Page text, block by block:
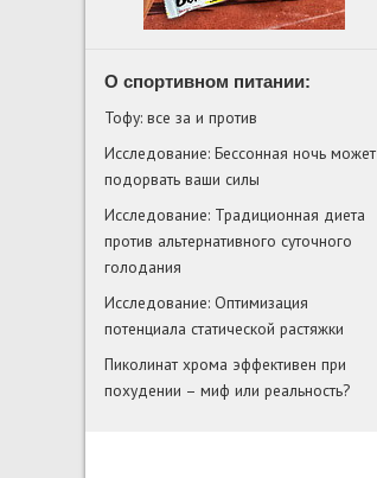
О спортивном питании:
Тофу: все за и против
Исследование: Бессонная ночь может
подорвать ваши силы
Исследование: Традиционная диета
против альтернативного суточного
голодания
Исследование: Оптимизация
потенциала статической растяжки
Пиколинат хрома эффективен при
похудении – миф или реальность?